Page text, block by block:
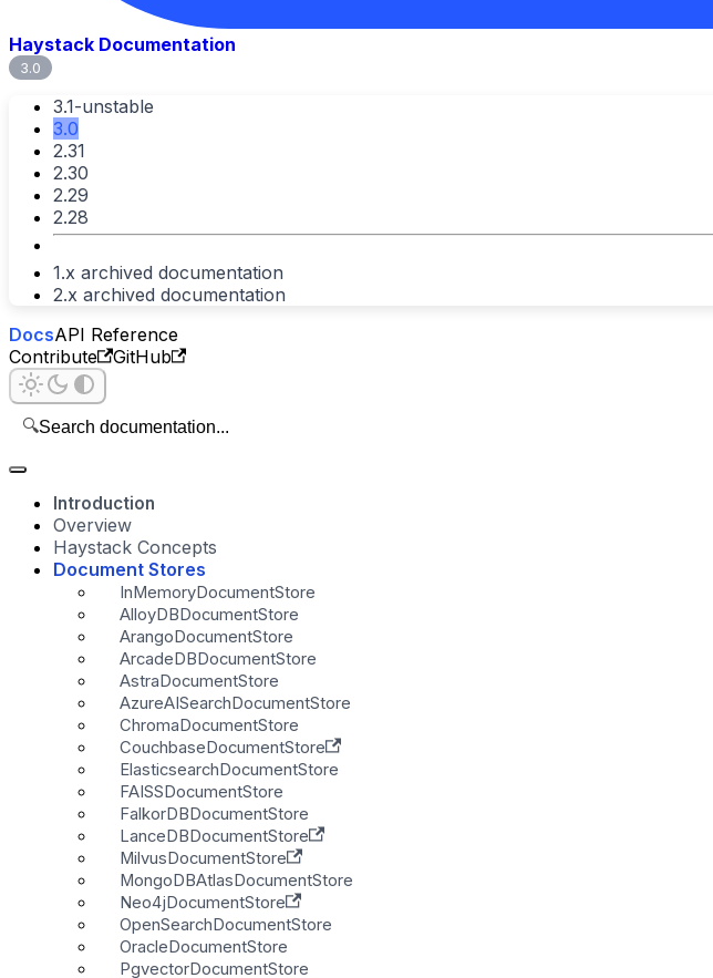
Haystack Documentation
3.0
3.1-unstable
3.0
2.31
2.30
2.29
2.28
1.x archived documentation
2.x archived documentation
DocsAPI Reference
Contribute
GitHub
🔍Search documentation...
Introduction
Overview
Haystack Concepts
Document Stores
InMemoryDocumentStore
AlloyDBDocumentStore
ArangoDocumentStore
ArcadeDBDocumentStore
AstraDocumentStore
AzureAISearchDocumentStore
ChromaDocumentStore
CouchbaseDocumentStore
ElasticsearchDocumentStore
FAISSDocumentStore
FalkorDBDocumentStore
LanceDBDocumentStore
MilvusDocumentStore
MongoDBAtlasDocumentStore
Neo4jDocumentStore
OpenSearchDocumentStore
OracleDocumentStore
PgvectorDocumentStore